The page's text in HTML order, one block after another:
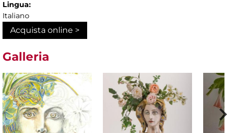
Lingua:
Italiano
Acquista online >
Galleria